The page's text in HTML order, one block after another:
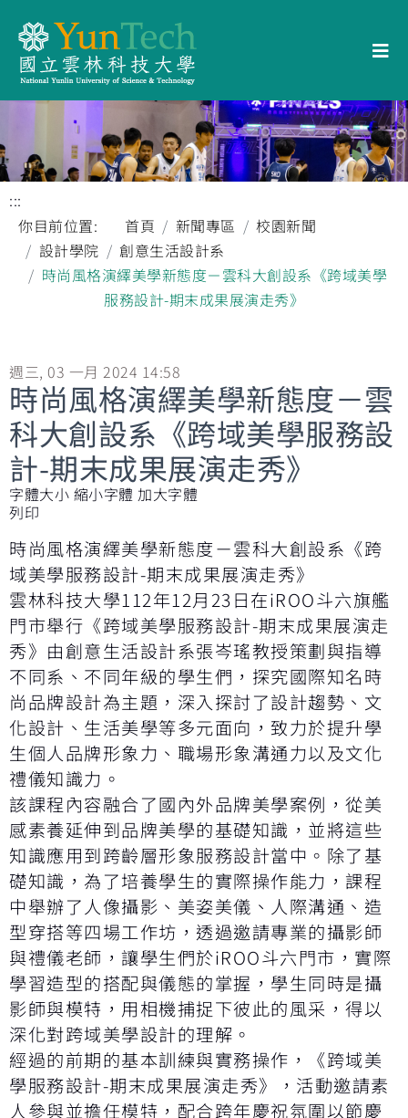
:::
你目前位置:
首頁 新聞專區
校園新聞
設計學院
創意生活設計系
時尚風格演繹美學新態度－雲科大創設系《跨域美學
服務設計-期末成果展演走秀》
週三, 03 一月 2024 14:58
時尚風格演繹美學新態度－雲
科大創設系《跨域美學服務設
計-期末成果展演走秀》
字體大小 縮小字體 加大字體
列印
時尚風格演繹美學新態度－雲科大創設系《跨
域美學服務設計-期末成果展演走秀》
雲林科技大學112年12月23日在iROO斗六旗艦
門市舉行《跨域美學服務設計-期末成果展演走
秀》由創意生活設計系張岑瑤教授策劃與指導
不同系、不同年級的學生們，探究國際知名時
尚品牌設計為主題，深入探討了設計趨勢、文
化設計、生活美學等多元面向，致力於提升學
生個人品牌形象力、職場形象溝通力以及文化
禮儀知識力。
該課程內容融合了國內外品牌美學案例，從美
感素養延伸到品牌美學的基礎知識，並將這些
知識應用到跨齡層形象服務設計當中。除了基
礎知識，為了培養學生的實際操作能力，課程
中舉辦了人像攝影、美姿美儀、人際溝通、造
型穿搭等四場工作坊，透過邀請專業的攝影師
與禮儀老師，讓學生們於iROO斗六門市，實際
學習造型的搭配與儀態的掌握，學生同時是攝
影師與模特，用相機捕捉下彼此的風采，得以
深化對跨域美學設計的理解。
經過的前期的基本訓練與實務操作，《跨域美
學服務設計-期末成果展演走秀》，活動邀請素
人參與並擔任模特，配合跨年慶祝氛圍以節慶